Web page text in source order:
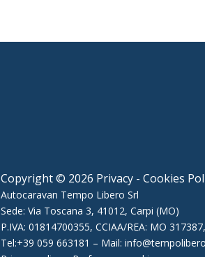
Copyright © 2026 Privacy - Cookies
Autocaravan Tempo Libero Srl
Sede: Via Toscana 3, 41012, Carpi (MO)
P.IVA: 01814700355, CCIAA/REA: MO
Tel:+39 059 663181 – Mail: